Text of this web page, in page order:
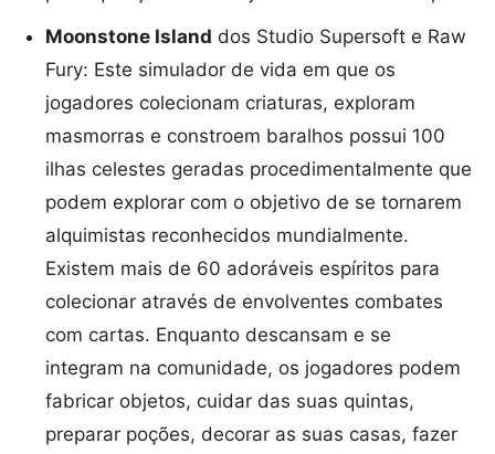
Moonstone Island dos Studio Supersoft e Raw
Fury: Este simulador de vida em que os
jogadores colecionam criaturas, exploram
masmorras e constroem baralhos possui 100
ilhas celestes geradas procedimentalmente que
podem explorar com o objetivo de se tornarem
alquimistas reconhecidos mundialmente.
Existem mais de 60 adoráveis espíritos para
colecionar através de envolventes combates
com cartas. Enquanto descansam e se
integram na comunidade, os jogadores podem
fabricar objetos, cuidar das suas quintas,
preparar poções, decorar as suas casas, fazer